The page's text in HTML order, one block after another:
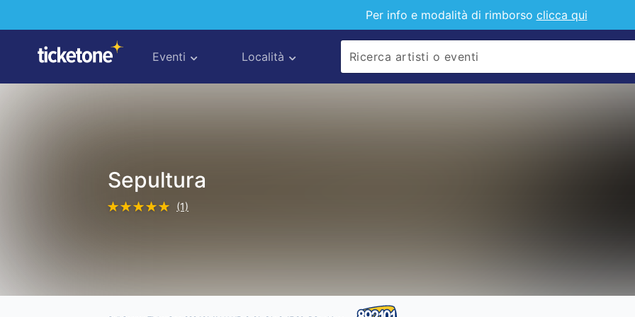
Per info e modalità di rimborso clicca qui
Eventi Località
Sepultura
(1)